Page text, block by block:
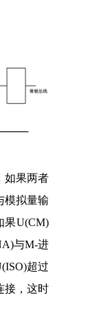
如果两者
模拟量输
果U(CM)
与M-进
超过
接，这时